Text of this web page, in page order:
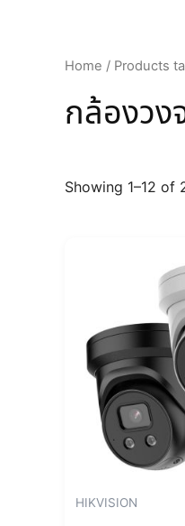
Home / Products
กล้องวง
Showing 1–12 of
HIKVISION